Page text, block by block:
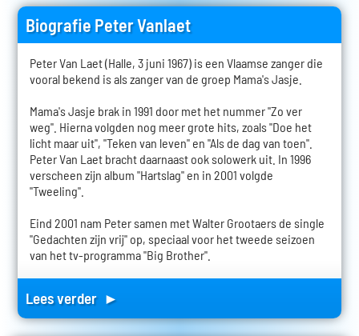
Biografie Peter Vanlaet
Peter Van Laet (Halle, 3 juni 1967) is een Vlaamse zanger die
vooral bekend is als zanger van de groep Mama's Jasje.
Mama's Jasje brak in 1991 door met het nummer "Zo ver
weg". Hierna volgden nog meer grote hits, zoals "Doe het
licht maar uit", "Teken van leven" en "Als de dag van toen".
Peter Van Laet bracht daarnaast ook solowerk uit. In 1996
verscheen zijn album "Hartslag" en in 2001 volgde
"Tweeling".
Eind 2001 nam Peter samen met Walter Grootaers de single
"Gedachten zijn vrij" op, speciaal voor het tweede seizoen
van het tv-programma "Big Brother".
Lees verder ►